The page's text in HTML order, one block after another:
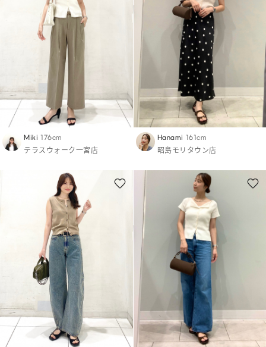
Miki 176cm
テラスウォーク一宮店
Hanami 161cm
昭島モリタウン店